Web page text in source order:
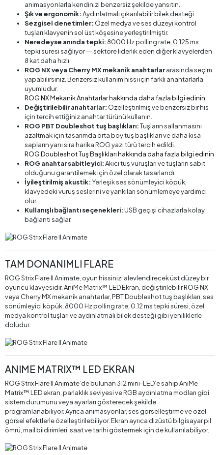
animasyonlarla kendinizi benzersiz şekilde yansıtın.
Şık ve ergonomik:Aydınlatmalı çıkarılabilir bilek desteği.
Sezgisel denetimler: Özel medya ve ses düzeyi kontrol
tuşları klavyenin sol üst köşesine yerleştirilmiştir.
Neredeyse anında tepki: 8000 Hz polling rate, 0.125 ms
tepki süresi sağlıyor ― sektöre liderlik eden diğer klavyelerden
8 kat daha hızlı.
ROG NX veya Cherry MX mekanik anahtarlararasında seçim
yapabilirsiniz. Benzersiz kullanım hissi için farklı anahtarlarla
uyumludur.
ROG NX Mekanik Anahtarlar hakkında daha fazla bilgi edinin
Değiştirilebilir anahtarlar: Özelleştirilmiş ve benzersiz bir his
için tercih ettiğiniz anahtar türünü kullanın.
ROG PBT Doubleshot tuş başlıkları:Tuşların sallanmasını
azaltmak için tasarımda orta boy tuş başlıkları ve daha kısa
sapların yanı sıra harika ROG yazı türü tercih edildi.
ROG Doubleshot Tuş Başlıkları hakkında daha fazla bilgi edinin
ROG anahtar sabitleyici:Akıcı tuş vuruşları ve tuşların sabit
olduğunu garantilemek için özel olarak tasarlandı.
İyileştirilmiş akustik:Yerleşik ses sönümleyici köpük,
klavyedeki vuruş seslerini ve yankıları sönümlemeye yardımcı
olur.
Kullanışlı bağlantı seçenekleri:USB geçişi cihazlarla kolay
bağlantı sağlar.
TAM DONANIMLI FLARE
ROG Strix Flare II Animate, oyun hissinizi alevlendirecek üst düzey bir
oyuncu klavyesidir. AniMe Matrix™ LED Ekran, değiştirilebilir ROG NX
veya Cherry MX mekanik anahtarlar, PBT Doubleshot tuş başlıkları, ses
sönümleyici köpük, 8000 Hz polling rate, 0.12 ms tepki süresi, özel
medya kontrol tuşları ve aydınlatmalı bilek desteği gibi yeniliklerle
doludur.
ANIME MATRIX™ LED EKRAN
ROG Strix Flare II Animate’de bulunan 312 mini-LED’e sahip AniMe
Matrix™ LED ekran, parlaklık seviyesi ve RGB aydınlatma modları gibi
sistem durumunu veya ayarları gösterecek şekilde
programlanabiliyor. Ayrıca animasyonlar, ses görselleştirme ve özel
görsel efektlerle özelleştirilebiliyor. Ekran ayrıca dizüstü bilgisayar pil
ömrü, mail bildirimleri, saat ve tarihi göstermek için de kullanılabiliyor.